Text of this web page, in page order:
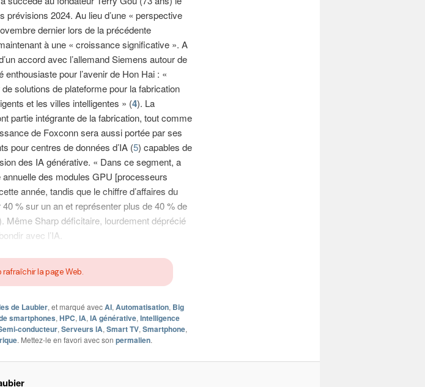
2024. Au lieu d’une « perspective
dernier lors de la précédente
à une « croissance significative ». A
accord avec l’allemand Siemens autour de
enthousiaste pour l’avenir de Hon Hai : «
solutions de plateforme pour la fabrication
et les villes intelligentes » (4). La
partie intégrante de la fabrication, tout comme
de Foxconn sera aussi portée par ses
pour centres de données d’IA (5) capables de
des IA générative. « Dans ce segment, a
des modules GPU [processeurs
année, tandis que le chiffre d’affaires du
% sur un an et représenter plus de 40 % de
Même Sharp déficitaire, lourdement déprécié
avec l’IA.
rafraîchir la page Web.
de Laubier, et marqué avecAI, Automatisation, Big
smartphones, HPC, IA, IA générative, Intelligence
conducteur, Serveurs IA, Smart TV, Smartphone,
. Mettez-le en favori avec son permalien.